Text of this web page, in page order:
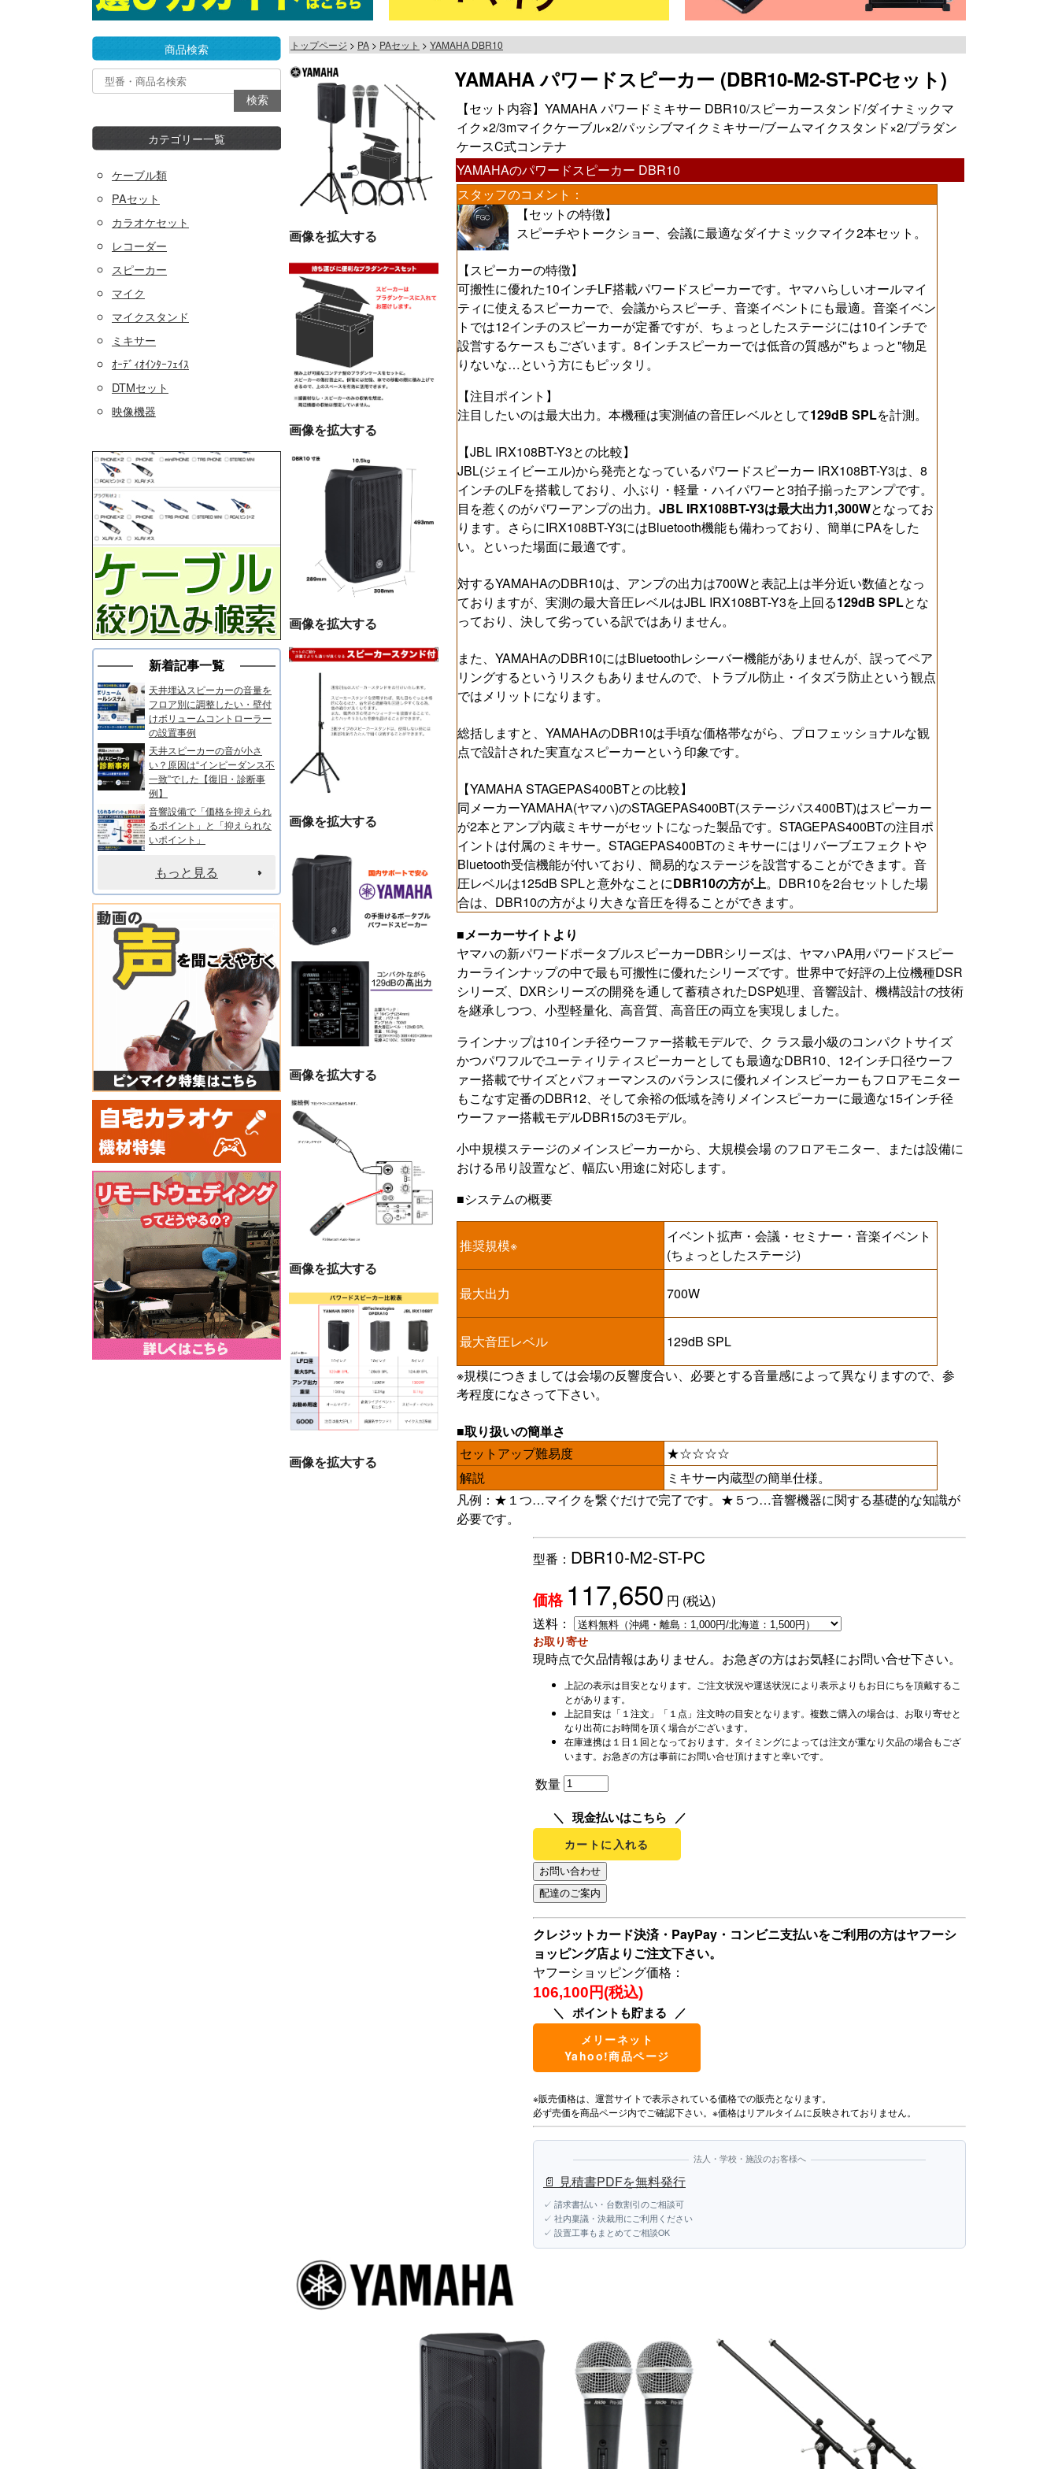
トップページ PA PAセット YAMAHA DBR10
画像を拡大する
画像を拡大する
画像を拡大する
画像を拡大する
画像を拡大する
画像を拡大する
画像を拡大する
YAMAHA パワードスピーカー (DBR10-M2-ST-PCセット)
【セット内容】YAMAHA パワードミキサー DBR10/スピーカースタンド/ダイナミックマ
イク×2/3mマイクケーブル×2/パッシブマイクミキサー/ブームマイクスタンド×2/プラダン
ケースC式コンテナ
YAMAHAのパワードスピーカー DBR10
スタッフのコメント：
【セットの特徴】
スピーチやトークショー、会議に最適なダイナミックマイク2本セット。
【スピーカーの特徴】
可搬性に優れた10インチLF搭載パワードスピーカーです。ヤマハらしいオールマイ
ティに使えるスピーカーで、会議からスピーチ、音楽イベントにも最適。音楽イベン
トでは12インチのスピーカーが定番ですが、ちょっとしたステージには10インチで
設営するケースもございます。8インチスピーカーでは低音の質感が"ちょっと"物足
りないな…という方にもピッタリ。
【注目ポイント】
注目したいのは最大出力。本機種は実測値の音圧レベルとして129dB SPLを計測。
【JBL IRX108BT-Y3との比較】
JBL(ジェイビーエル)から発売となっているパワードスピーカー IRX108BT-Y3は、8
インチのLFを搭載しており、小ぶり・軽量・ハイパワーと3拍子揃ったアンプです。
目を惹くのがパワーアンプの出力。 JBL IRX108BT-Y3は最大出力1,300Wとなってお
ります。さらにIRX108BT-Y3にはBluetooth機能も備わっており、簡単にPAをした
い。といった場面に最適です。
対するYAMAHAのDBR10は、アンプの出力は700Wと表記上は半分近い数値となっ
ておりますが、実測の最大音圧レベルはJBL IRX108BT-Y3を上回る129dB SPLとな
っており、決して劣っている訳ではありません。
また、YAMAHAのDBR10にはBluetoothレシーバー機能がありませんが、誤ってペア
リングするというリスクもありませんので、トラブル防止・イタズラ防止という観点
ではメリットになります。
総括しますと、YAMAHAのDBR10は手頃な価格帯ながら、プロフェッショナルな観
点で設計された実直なスピーカーという印象です。
【YAMAHA STAGEPAS400BTとの比較】
同メーカーYAMAHA(ヤマハ)のSTAGEPAS400BT(ステージパス400BT)はスピーカー
が2本とアンプ内蔵ミキサーがセットになった製品です。STAGEPAS400BTの注目ポ
イントは付属のミキサー。STAGEPAS400BTのミキサーにはリバーブエフェクトや
Bluetooth受信機能が付いており、簡易的なステージを設営することができます。音
圧レベルは125dB SPLと意外なことにDBR10の方が上。DBR10を2台セットした場
合は、DBR10の方がより大きな音圧を得ることができます。
■メーカーサイトより
ヤマハの新パワードポータブルスピーカーDBRシリーズは、ヤマハPA用パワードスピー
カーラインナップの中で最も可搬性に優れたシリーズです。世界中で好評の上位機種DSR
シリーズ、DXRシリーズの開発を通して蓄積されたDSP処理、音響設計、機構設計の技術
を継承しつつ、小型軽量化、高音質、高音圧の両立を実現しました。
ラインナップは10インチ径ウーファー搭載モデルで、ク ラス最小級のコンパクトサイズ
かつパワフルでユーティリティスピーカーとしても最適なDBR10、12インチ口径ウーフ
ァー搭載でサイズとパフォーマンスのバランスに優れメインスピーカーもフロアモニター
もこなす定番のDBR12、そして余裕の低域を誇りメインスピーカーに最適な15インチ径
ウーファー搭載モデルDBR15の3モデル。
小中規模ステージのメインスピーカーから、大規模会場 のフロアモニター、または設備に
おける吊り設置など、幅広い用途に対応します。
■システムの概要
推奨規模※
イベント拡声・会議・セミナー・音楽イベント
(ちょっとしたステージ)
最大出力 700W
最大音圧レベル
129dB SPL
※規模につきましては会場の反響度合い、必要とする音量感によって異なりますので、参
考程度になさって下さい。
■取り扱いの簡単さ
セットアップ難易度
★☆☆☆☆
解説
ミキサー内蔵型の簡単仕様。
凡例：★１つ…マイクを繋ぐだけで完了です。★５つ…音響機器に関する基礎的な知識が
必要です。
型番： DBR10-M2-ST-PC
価格 117,650 円 (税込)
送料：
お取り寄せ
現時点で欠品情報はありません。お急ぎの方はお気軽にお問い合せ下さい。
上記の表示は目安となります。ご注文状況や運送状況により表示よりもお日にちを頂戴するこ
とがあります。
上記目安は「１注文」「１点」注文時の目安となります。複数ご購入の場合は、お取り寄せと
なり出荷にお時間を頂く場合がございます。
在庫連携は１日１回となっております。タイミングによっては注文が重なり欠品の場合もござ
います。お急ぎの方は事前にお問い合せ頂けますと幸いです。
数量
現金払いはこちら
カートに入れる
クレジットカード決済・PayPay・コンビニ支払いをご利用の方はヤフーシ
ョッピング店よりご注文下さい。
ヤフーショッピング価格：
106,100円(税込)
ポイントも貯まる
メリーネット
Yahoo!商品ページ
※販売価格は、運営サイトで表示されている価格での販売となります。
必ず売価を商品ページ内でご確認下さい。※価格はリアルタイムに反映されておりません。
法人・学校・施設のお客様へ
📄 見積書PDFを無料発行
✓ 請求書払い・台数割引のご相談可
✓ 社内稟議・決裁用にご利用ください
✓ 設置工事もまとめてご相談OK
商品検索
カテゴリー一覧
ケーブル類
PAセット
カラオケセット
レコーダー
スピーカー
マイク
マイクスタンド
ミキサー
ｵｰﾃﾞｨｵｲﾝﾀｰﾌｪｲｽ
DTMセット
映像機器
新着記事一覧
天井埋込スピーカーの音量を
フロア別に調整したい・壁付
けボリュームコントローラー
の設置事例
天井スピーカーの音が小さ
い？原因は“インピーダンス不
一致”でした【復旧・診断事
例】
音響設備で「価格を抑えられ
るポイント」と「抑えられな
いポイント」
もっと見る